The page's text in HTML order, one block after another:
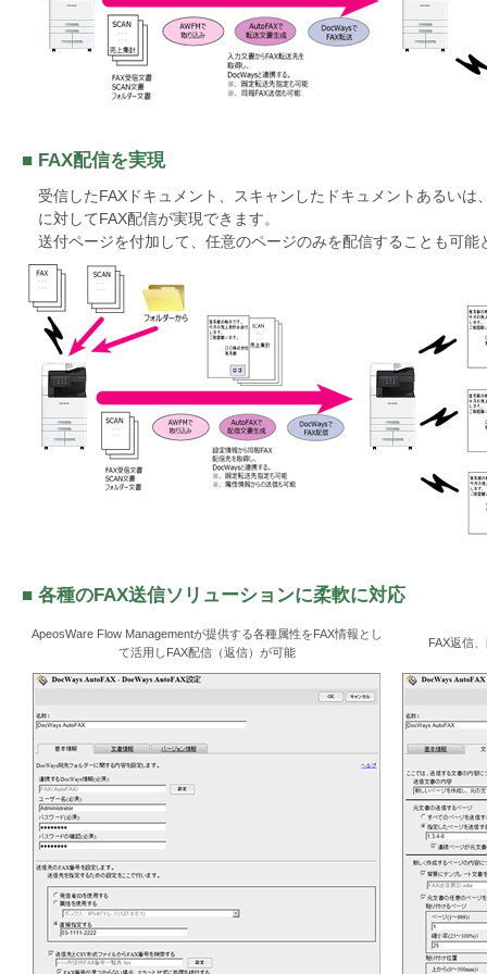
■ FAX配信を実現
受信したFAXドキュメント、スキャンしたドキュメントあるいは
に対してFAX配信が実現できます。
送付ページを付加して、任意のページのみを配信することも可能
■ 各種のFAX送信ソリューションに柔軟に対応
ApeosWare Flow Managementが提供する各種属性をFAX情報とし
て活用しFAX配信（返信）が可能
FAX返信